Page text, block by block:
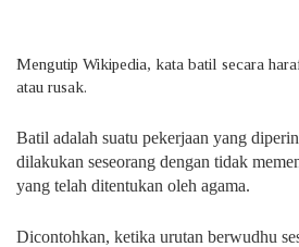
Mengutip Wikipedia, kata batil secara
atau rusak.
Batil adalah suatu pekerjaan yang
dilakukan seseorang dengan tidak
yang telah ditentukan oleh agama.
Dicontohkan, ketika urutan berwudhu